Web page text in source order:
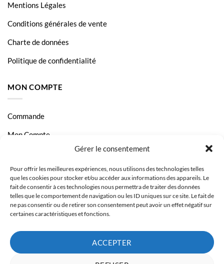
Gérer le consentement
Pour offrir les meilleures expériences, nous utilisons des technologies telles
que les cookies pour stocker et/ou accéder aux informations des appareils. Le
fait de consentir à ces technologies nous permettra de traiter des données
telles que le comportement de navigation ou les ID uniques sur ce site. Le fait de
ne pas consentir ou de retirer son consentement peut avoir un effet négatif sur
certaines caractéristiques et fonctions.
ACCEPTER
Mentions Légales
Conditions générales de vente
Charte de données
Politique de confidentialité
MON COMPTE
Commande
Mon Compte
Livraison et Paiement
Page Contact